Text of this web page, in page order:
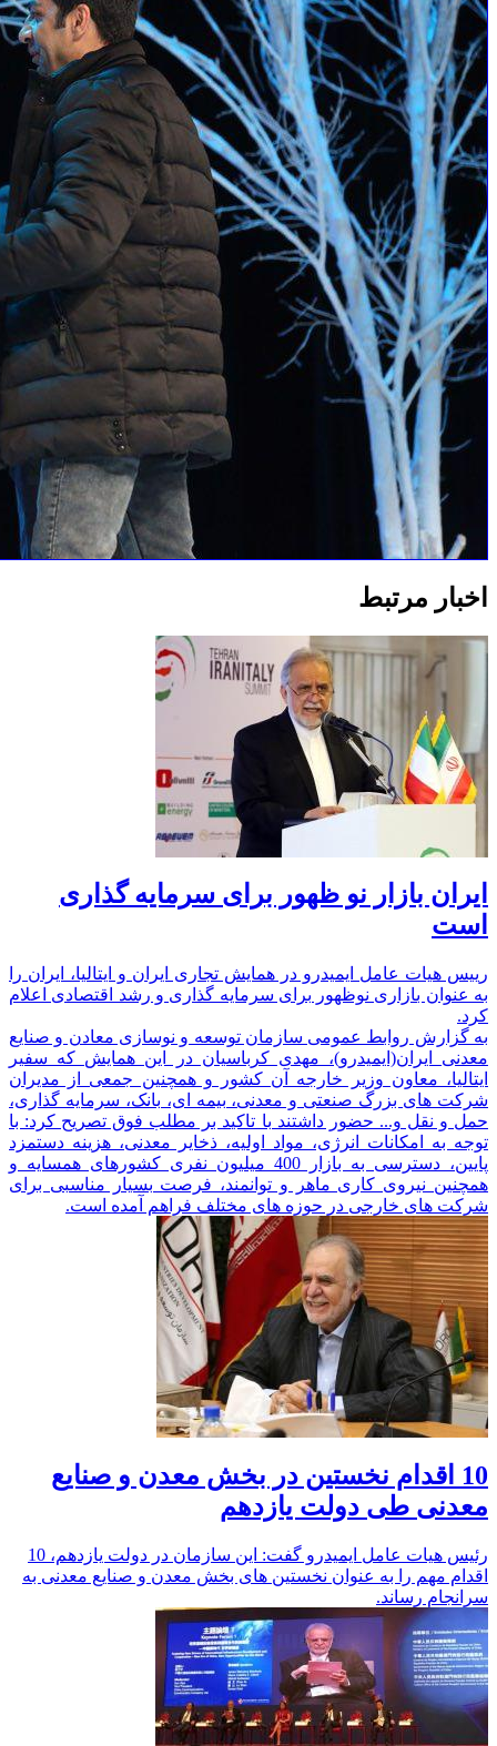
اخبار مرتبط
ایران بازار نو ظهور برای سرمایه گذاری
است
رییس هیات عامل ایمیدرو در همایش تجاری ایران و ایتالیا، ایران را
به عنوان بازاری نوظهور برای سرمایه گذاری و رشد اقتصادی اعلام
کرد.
به گزارش روابط عمومی سازمان توسعه و نوسازی معادن و صنایع
معدنی ایران(ایمیدرو)، مهدی کرباسیان در این همایش که سفیر
ایتالیا،‌ معاون وزیر خارجه آن کشور و همچنین جمعی از مدیران
شرکت های بزرگ صنعتی و معدنی، بیمه ای،‌ بانک،‌ سرمایه گذاری،
حمل و نقل و... حضور داشتند با تاکید بر مطلب فوق تصریح کرد: با
توجه به امکانات انرژی،‌ مواد اولیه،‌ ذخایر معدنی،‌ هزینه دستمزد
پایین، دسترسی به بازار 400 میلیون نفری کشورهای همسایه و
همچنین نیروی کاری ماهر و توانمند،‌ فرصت بسیار مناسبی برای
شرکت های خارجی در حوزه های مختلف فراهم آمده است.
10 اقدام نخستین در بخش معدن و صنایع
معدنی طی دولت یازدهم
رئیس هیات عامل ایمیدرو گفت: این سازمان در دولت یازدهم، 10
اقدام مهم را به عنوان نخستین های بخش معدن و صنایع معدنی به
سرانجام رساند.